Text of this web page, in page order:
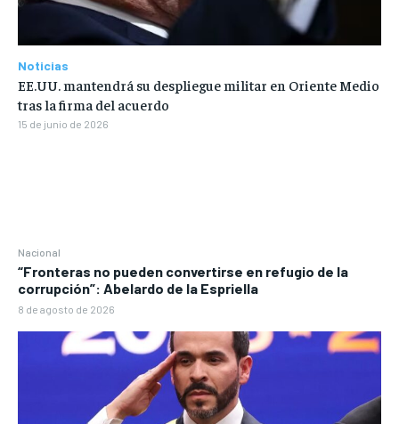
Nacional
“Fronteras no pueden convertirse en refugio de la
corrupción”: Abelardo de la Espriella
8 de agosto de 2026
Noticias
EE.UU. mantendrá su despliegue militar en Oriente Medio
tras la firma del acuerdo
15 de junio de 2026